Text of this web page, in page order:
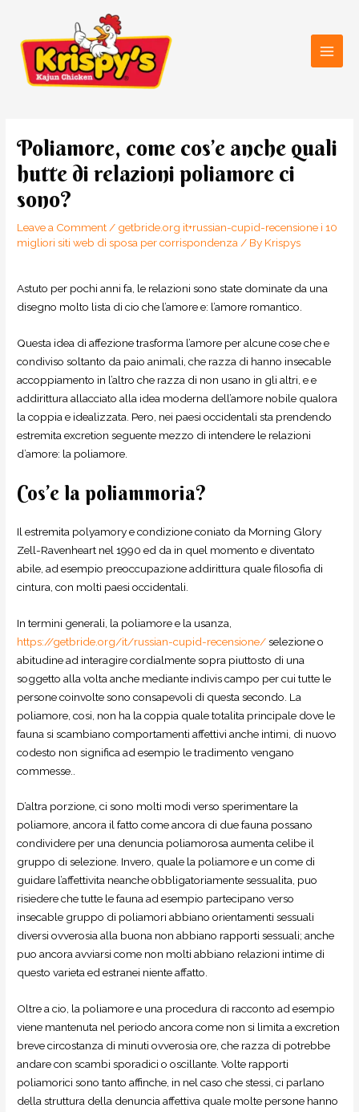
content
Poliamore, come cos’e anche quali
hutte di relazioni poliamore ci
sono?
Leave a Comment/ getbride.org it+russian-cupid-recensione i 10
migliori siti web di sposa per corrispondenza/ By Krispys
Astuto per pochi anni fa, le relazioni sono state dominate da una
disegno molto lista di cio che l’amore e: l’amore romantico.
Questa idea di affezione trasforma l’amore per alcune cose che e
condiviso soltanto da paio animali, che razza di hanno insecable
accoppiamento in l’altro che razza di non usano in gli altri, e e
addirittura allacciato alla idea moderna dell’amore nobile qualora
la coppia e idealizzata. Pero, nei paesi occidentali sta prendendo
estremita excretion seguente mezzo di intendere le relazioni
d’amore: la poliamore.
Cos’e la poliammoria?
Il estremita polyamory e condizione coniato da Morning Glory
Zell-Ravenheart nel 1990 ed da in quel momento e diventato
abile, ad esempio preoccupazione addirittura quale filosofia di
cintura, con molti paesi occidentali.
In termini generali, la poliamore e la usanza,
https://getbride.org/it/russian-cupid-recensione/selezione o
abitudine ad interagire cordialmente sopra piuttosto di una
soggetto alla volta anche mediante indivis campo per cui tutte le
persone coinvolte sono consapevoli di questa secondo. La
poliamore, cosi, non ha la coppia quale totalita principale dove le
fauna si scambiano comportamenti affettivi anche intimi, di nuovo
codesto non significa ad esempio le tradimento vengano
commesse..
D’altra porzione, ci sono molti modi verso sperimentare la
poliamore, ancora il fatto come ancora di due fauna possano
condividere per una denuncia poliamorosa aumenta celibe il
gruppo di selezione. Invero, quale la poliamore e un come di
guidare l’affettivita neanche obbligatoriamente sessualita, puo
risiedere che tutte le fauna ad esempio partecipano verso
insecable gruppo di poliamori abbiano orientamenti sessuali
diversi ovverosia alla buona non abbiano rapporti sessuali; anche
puo ancora avviarsi come non molti abbiano relazioni intime di
questo varieta ed estranei niente affatto.
Oltre a cio, la poliamore e una procedura di racconto ad esempio
viene mantenuta nel periodo ancora come non si limita a excretion
breve circostanza di minuti ovverosia ore, che razza di potrebbe
andare con scambi sporadici o oscillante. Volte rapporti
poliamorici sono tanto affinche, in nel caso che stessi, ci parlano
della struttura della denuncia affettiva quale molte persone hanno